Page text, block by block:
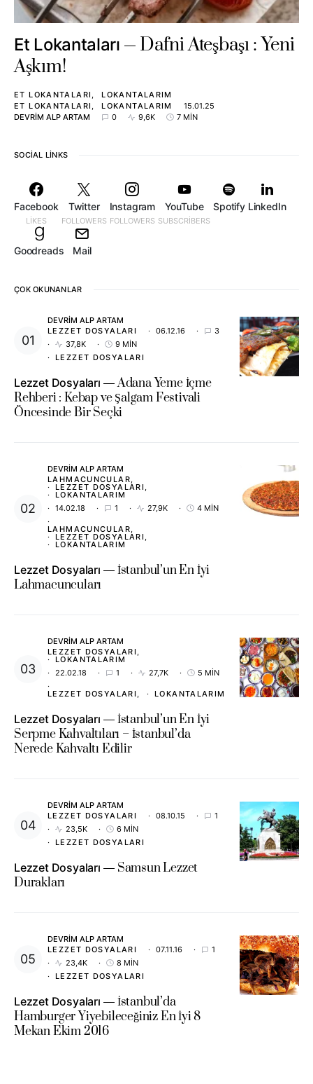
Et Lokantaları
Dafni Ateşbaşı : Yeni
Aşkım!
ET LOKANTALARI
LOKANTALARIM
ET LOKANTALARI
LOKANTALARIM
15.01.25
DEVRIM ALP ARTAM
0 9,6K 7 MIN
SOCIAL LINKS
Facebook
LIKES
Twitter
FOLLOWERS
Instagram
FOLLOWERS
YouTube
SUBSCRIBERS
Spotify LinkedIn
Goodreads Mail
ÇOK OKUNANLAR
DEVRIM ALP ARTAM
LEZZET DOSYALARI
06.12.16
3
37,8K
9 MIN
LEZZET DOSYALARI
Lezzet Dosyaları
Adana Yeme İçme
Rehberi : Kebap ve Şalgam Festivali
Öncesinde Bir Seçki
DEVRIM ALP ARTAM
LAHMACUNCULAR
LEZZET DOSYALARI
LOKANTALARIM
14.02.18
1 27,9K 4 MIN
LAHMACUNCULAR
LEZZET DOSYALARI
LOKANTALARIM
Lezzet Dosyaları
İstanbul’un En İyi
Lahmacuncuları
DEVRIM ALP ARTAM
LEZZET DOSYALARI
LOKANTALARIM
22.02.18
1 27,7K 5 MIN
LEZZET DOSYALARI LOKANTALARIM
Lezzet Dosyaları
İstanbul’un En İyi
Serpme Kahvaltıları – İstanbul’da
Nerede Kahvaltı Edilir
DEVRIM ALP ARTAM
LEZZET DOSYALARI
08.10.15
1
23,5K
6 MIN
LEZZET DOSYALARI
Lezzet Dosyaları
Samsun Lezzet
Durakları
DEVRIM ALP ARTAM
LEZZET DOSYALARI
07.11.16
1
23,4K
8 MIN
LEZZET DOSYALARI
Lezzet Dosyaları
İstanbul’da
Hamburger Yiyebileceğiniz En İyi 8
Mekan Ekim 2016